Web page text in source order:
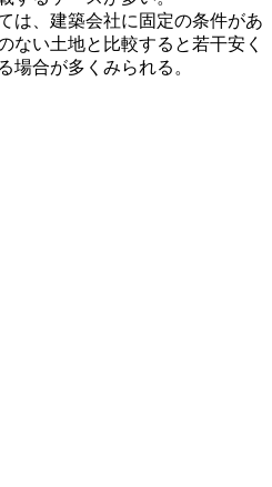
は、建築会社に固定の条件があ
ない土地と比較すると若干安く
場合が多くみられる。